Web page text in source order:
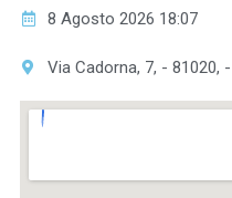
8 Agosto 2026 18:07
Via Cadorna, 7, - 81020,